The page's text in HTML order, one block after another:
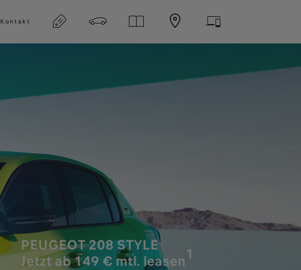
Kontakt
PEUGEOT 208 STYLE
Jetzt ab 149 € mtl. leasen1